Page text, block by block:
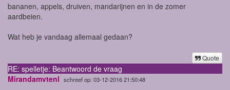
bananen, appels, druiven, mandarijnen en in de zomer
aardbeien.
Wat heb je vandaag allemaal gedaan?
Quote
RE: spelletje: Beantwoord de vraag
Mirandamvtenl schreef op: 03-12-2016 21:50:48